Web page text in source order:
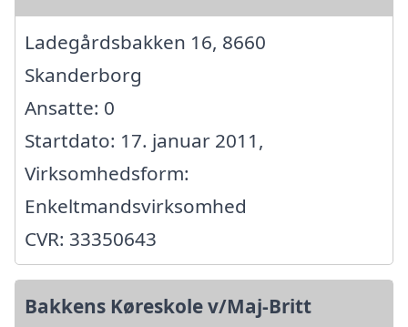
Ladegårdsbakken 16, 8660
Skanderborg
Ansatte: 0
Startdato: 17. januar 2011,
Virksomhedsform:
Enkeltmandsvirksomhed
CVR: 33350643
Bakkens Køreskole v/Maj-Britt